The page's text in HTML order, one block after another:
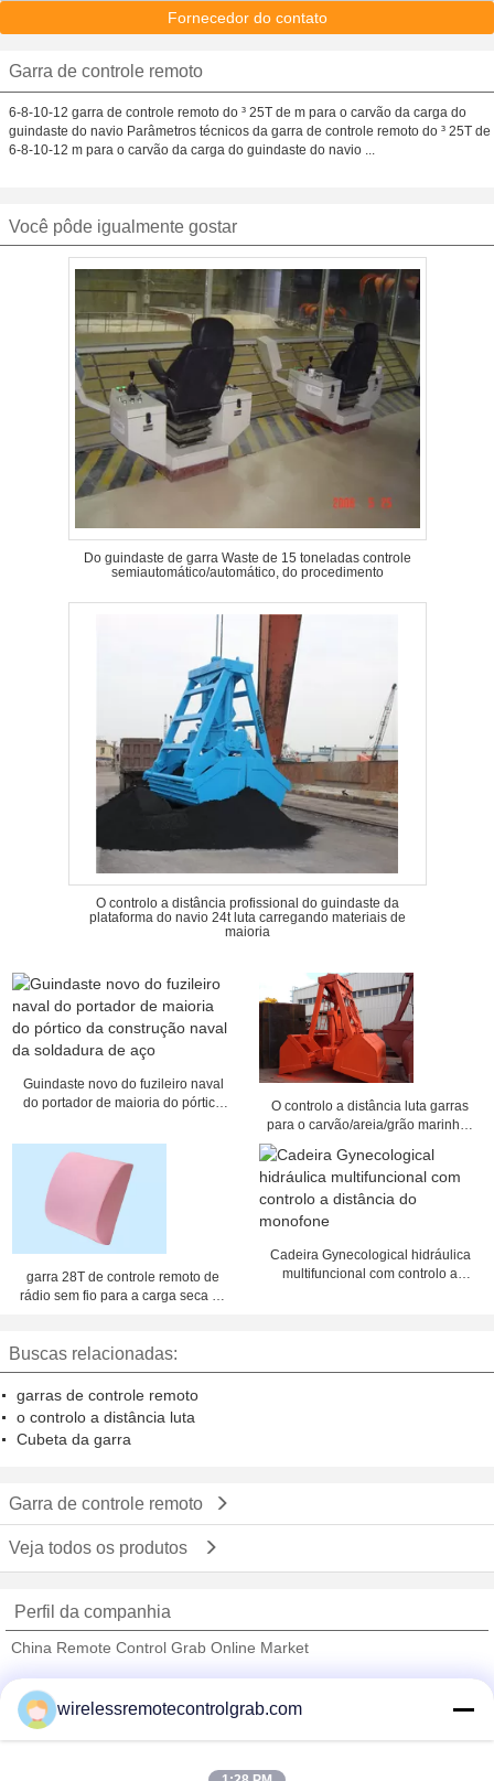
Fornecedor do contato
Garra de controle remoto
6-8-10-12 garra de controle remoto do ³ 25T de m para o carvão da carga do
guindaste do navio Parâmetros técnicos da garra de controle remoto do ³ 25T de
6-8-10-12 m para o carvão da carga do guindaste do navio ...
Você pôde igualmente gostar
Do guindaste de garra Waste de 15 toneladas controle
semiautomático/automático, do procedimento
O controlo a distância profissional do guindaste da
plataforma do navio 24t luta carregando materiais de
maioria
Guindaste novo do fuzileiro naval
do portador de maioria do pórtico
de aço
O controlo a distância luta garras
para o carvão/areia/grão marinhos
que carrega o diâmetro da corda
de 36mm
garra 28T de controle remoto de
rádio sem fio para a carga seca da
Cadeira Gynecological hidráulica
multifuncional com controlo a
Buscas relacionadas:
garras de controle remoto
o controlo a distância luta
Cubeta da garra
Garra de controle remoto
Veja todos os produtos
Perfil da companhia
China Remote Control Grab Online Market
Trust Seal
Verified Suplier
wirelessremotecontrolgrab.com